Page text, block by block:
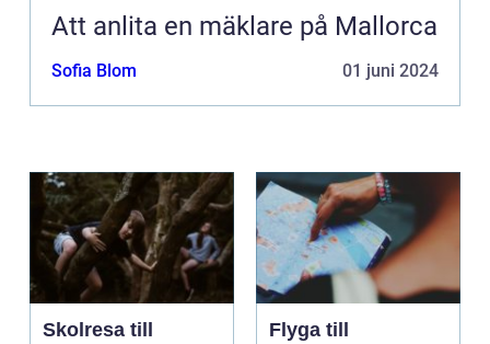
Att anlita en mäklare på Mallorca
Sofia Blom 01 juni 2024
Skolresa till
Flyga till